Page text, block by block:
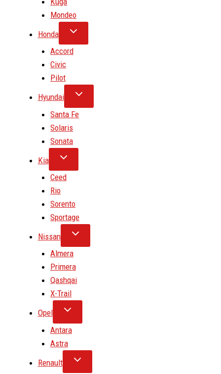
Mondeo
Honda
Accord
Civic
Pilot
Hyundai
Santa Fe
Solaris
Sonata
Kia
Ceed
Rio
Sorento
Sportage
Nissan
Almera
Primera
Qashqai
X-Trail
Opel
Antara
Astra
Renault